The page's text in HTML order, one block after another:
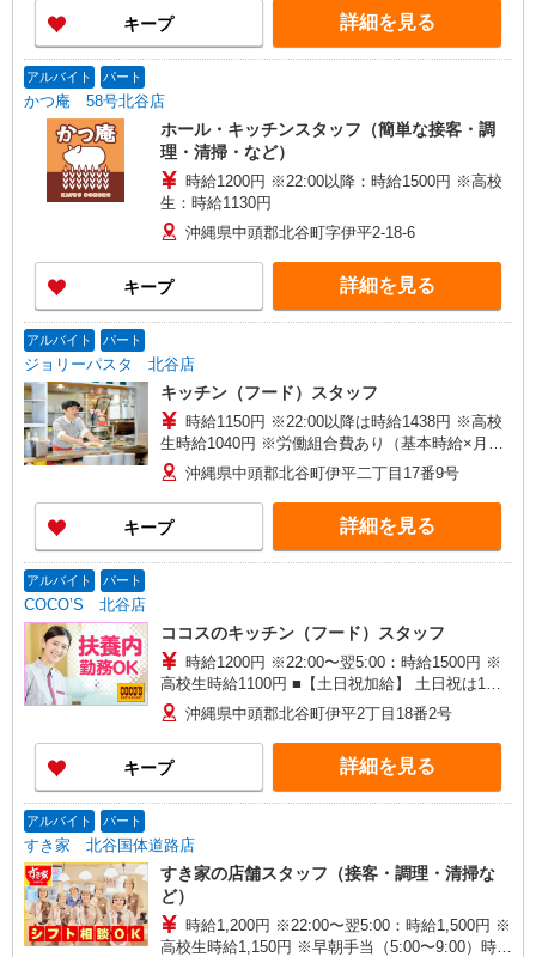
キープ 詳細を見る
アルバイト パート
かつ庵 58号北谷店
ホール・キッチンスタッフ（簡単な接客・調
理・清掃・など）
時給1200円 ※22:00以降：時給1500円 ※高校
生：時給1130円
沖縄県中頭郡北谷町字伊平2-18-6
キープ 詳細を見る
アルバイト パート
ジョリーパスタ 北谷店
キッチン（フード）スタッフ
時給1150円 ※22:00以降は時給1438円 ※高校
生時給1040円 ※労働組合費あり（基本時給×月間
時間数×1.8％） ■土日・祝手当 土日・祝は時給＋
50円
沖縄県中頭郡北谷町伊平二丁目17番9号
キープ 詳細を見る
アルバイト パート
COCO’S 北谷店
ココスのキッチン（フード）スタッフ
時給1200円 ※22:00〜翌5:00：時給1500円 ※
高校生時給1100円 ■【土日祝加給】 土日祝は1時
間当たり＋100円 ■特別手当 早朝手当（5:00〜
8:00）時給＋100円
沖縄県中頭郡北谷町伊平2丁目18番2号
キープ 詳細を見る
アルバイト パート
すき家 北谷国体道路店
すき家の店舗スタッフ（接客・調理・清掃な
ど）
時給1,200円 ※22:00〜翌5:00：時給1,500円 ※
高校生時給1,150円 ※早朝手当（5:00〜9:00）時給